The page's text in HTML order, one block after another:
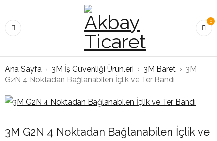
0
Ana Sayfa › 3M İş Güvenliği Ürünleri › 3M Baret › 3M
G2N 4 Noktadan Bağlanabilen İçlik ve Ter Bandı
3M G2N 4 Noktadan Bağlanabilen İçlik ve